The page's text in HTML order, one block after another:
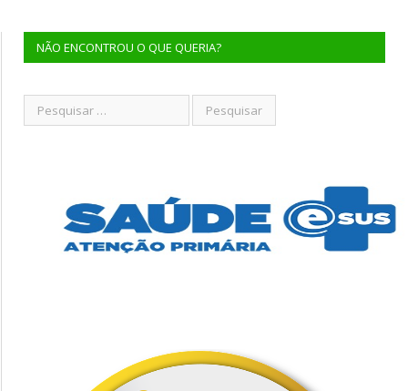
NÃO ENCONTROU O QUE QUERIA?